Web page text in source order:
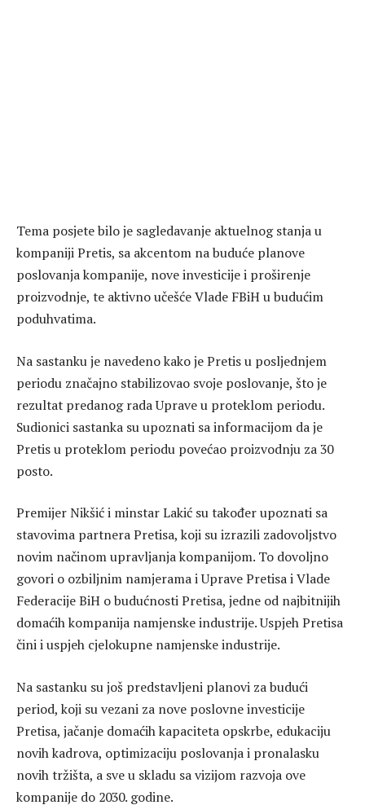
Tema posjete bilo je sagledavanje aktuelnog stanja u
kompaniji Pretis, sa akcentom na buduće planove
poslovanja kompanije, nove investicije i proširenje
proizvodnje, te aktivno učešće Vlade FBiH u budućim
poduhvatima.
Na sastanku je navedeno kako je Pretis u posljednjem
periodu značajno stabilizovao svoje poslovanje, što je
rezultat predanog rada Uprave u proteklom periodu.
Sudionici sastanka su upoznati sa informacijom da je
Pretis u proteklom periodu povećao proizvodnju za 30
posto.
Premijer Nikšić i minstar Lakić su također upoznati sa
stavovima partnera Pretisa, koji su izrazili zadovoljstvo
novim načinom upravljanja kompanijom. To dovoljno
govori o ozbiljnim namjerama i Uprave Pretisa i Vlade
Federacije BiH o budućnosti Pretisa, jedne od najbitnijih
domaćih kompanija namjenske industrije. Uspjeh Pretisa
čini i uspjeh cjelokupne namjenske industrije.
Na sastanku su još predstavljeni planovi za budući
period, koji su vezani za nove poslovne investicije
Pretisa, jačanje domaćih kapaciteta opskrbe, edukaciju
novih kadrova, optimizaciju poslovanja i pronalasku
novih tržišta, a sve u skladu sa vizijom razvoja ove
kompanije do 2030. godine.